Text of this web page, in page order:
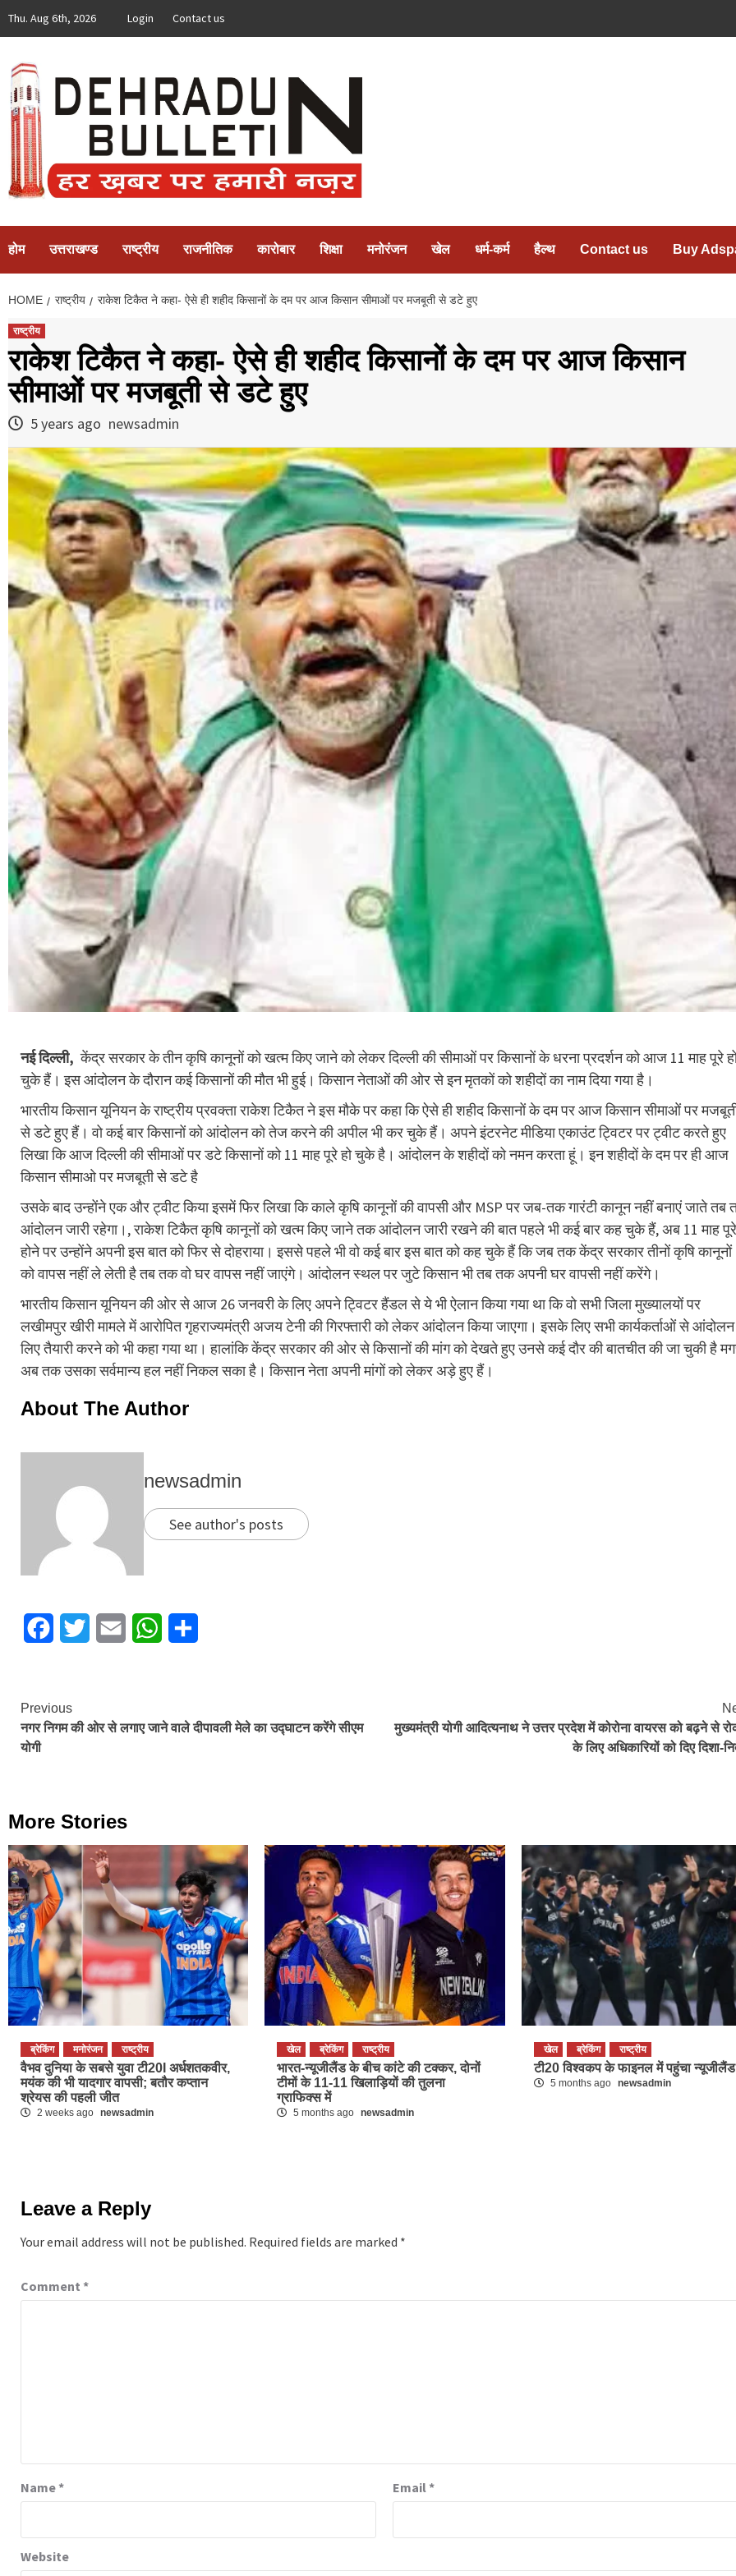
Thu. Aug 6th, 2026 Login Contact us
होम उत्तराखण्ड राष्ट्रीय राजनीतिक कारोबार शिक्षा मनोरंजन खेल धर्म-कर्म हैल्थ Contact us Buy
HOME राष्ट्रीय राकेश टिकैत ने कहा- ऐसे ही शहीद किसानों के दम पर आज किसान सीमाओं पर मजबूती से डटे हुए
राष्ट्रीय
राकेश टिकैत ने कहा- ऐसे ही शहीद किसानों के दम पर आज किसान
सीमाओं पर मजबूती से डटे हुए
5 years ago newsadmin
नई दिल्ली, केंद्र सरकार के तीन कृषि कानूनों को खत्म किए जाने को लेकर दिल्ली की सीमाओं पर किसानों के धरना प्रदर्शन को आज 11 माह पूरे
चुके हैं। इस आंदोलन के दौरान कई किसानों की मौत भी हुई। किसान नेताओं की ओर से इन मृतकों को शहीदों का नाम दिया गया है।
भारतीय किसान यूनियन के राष्ट्रीय प्रवक्ता राकेश टिकैत ने इस मौके पर कहा कि ऐसे ही शहीद किसानों के दम पर आज किसान सीमाओं पर
से डटे हुए हैं। वो कई बार किसानों को आंदोलन को तेज करने की अपील भी कर चुके हैं। अपने इंटरनेट मीडिया एकाउंट ट्विटर पर ट्वीट करते हुए
लिखा कि आज दिल्ली की सीमाओं पर डटे किसानों को 11 माह पूरे हो चुके है। आंदोलन के शहीदों को नमन करता हूं। इन शहीदों के दम पर ही आज
किसान सीमाओ पर मजबूती से डटे है
उसके बाद उन्होंने एक और ट्वीट किया इसमें फिर लिखा कि काले कृषि कानूनों की वापसी और MSP पर जब-तक गारंटी कानून नहीं बनाएं जाते तब
आंदोलन जारी रहेगा।, राकेश टिकैत कृषि कानूनों को खत्म किए जाने तक आंदोलन जारी रखने की बात पहले भी कई बार कह चुके हैं, अब 11 माह पूरे
होने पर उन्होंने अपनी इस बात को फिर से दोहराया। इससे पहले भी वो कई बार इस बात को कह चुके हैं कि जब तक केंद्र सरकार तीनों कृषि कानूनों
को वापस नहीं ले लेती है तब तक वो घर वापस नहीं जाएंगे। आंदोलन स्थल पर जुटे किसान भी तब तक अपनी घर वापसी नहीं करेंगे।
भारतीय किसान यूनियन की ओर से आज 26 जनवरी के लिए अपने ट्विटर हैंडल से ये भी ऐलान किया गया था कि वो सभी जिला मुख्यालयों पर
लखीमपुर खीरी मामले में आरोपित गृहराज्यमंत्री अजय टेनी की गिरफ्तारी को लेकर आंदोलन किया जाएगा। इसके लिए सभी कार्यकर्ताओं से
लिए तैयारी करने को भी कहा गया था। हालांकि केंद्र सरकार की ओर से किसानों की मांग को देखते हुए उनसे कई दौर की बातचीत की जा चुकी है
अब तक उसका सर्वमान्य हल नहीं निकल सका है। किसान नेता अपनी मांगों को लेकर अड़े हुए हैं।
About The Author
newsadmin
See author's posts
FacebookTwitter Email WhatsApp
Continue
Reading
Previous
नगर निगम की ओर से लगाए जाने वाले दीपावली मेले का उद्घाटन करेंगे सीएम
योगी
मुख्यमंत्री योगी आदित्यनाथ ने उत्तर प्रदेश में कोरोना वायरस को बढ़ने से
के लिए अधिकारियों को दिए दिशा-
More Stories
ब्रेकिंग मनोरंजन राष्ट्रीय
वैभव दुनिया के सबसे युवा टी20I अर्धशतकवीर,
मयंक की भी यादगार वापसी; बतौर कप्तान
श्रेयस की पहली जीत
2 weeks ago newsadmin
खेल ब्रेकिंग राष्ट्रीय
भारत-न्यूजीलैंड के बीच कांटे की टक्कर, दोनों
टीमों के 11-11 खिलाड़ियों की तुलना
ग्राफिक्स में
5 months ago newsadmin
खेल ब्रेकिंग राष्ट्रीय
टी20 विश्वकप के फाइनल में पहुंचा न्यूजीलैंड
5 months ago newsadmin
Leave a Reply
Your email address will not be published. Required fields are marked *
Comment *
Name* Email*
Website